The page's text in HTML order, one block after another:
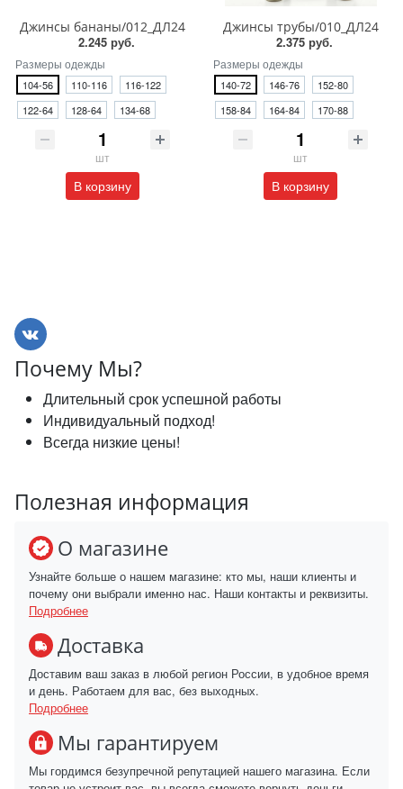
Джинсы бананы/012_ДЛ24
2.245 руб.
Размеры одежды
104-56 110-116
116-122
122-64
128-64 134-68
шт
В корзину
Джинсы трубы/010_ДЛ24
2.375 руб.
Размеры одежды
140-72 146-76
152-80
158-84
164-84 170-88
шт
В корзину
Почему Мы?
Длительный срок успешной работы
Индивидуальный подход!
Всегда низкие цены!
Полезная информация
О магазине
Узнайте больше о нашем магазине: кто мы, наши клиенты и
почему они выбрали именно нас. Наши контакты и реквизиты.
Подробнее
Доставка
Доставим ваш заказ в любой регион России, в удобное время
и день. Работаем для вас, без выходных.
Подробнее
Мы гарантируем
Мы гордимся безупречной репутацией нашего магазина. Если